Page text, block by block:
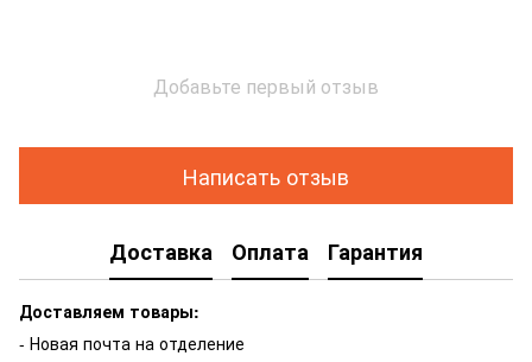
Добавьте первый отзыв
Написать отзыв
Доставка Оплата Гарантия
Доставляем товары:
- Новая почта на отделение